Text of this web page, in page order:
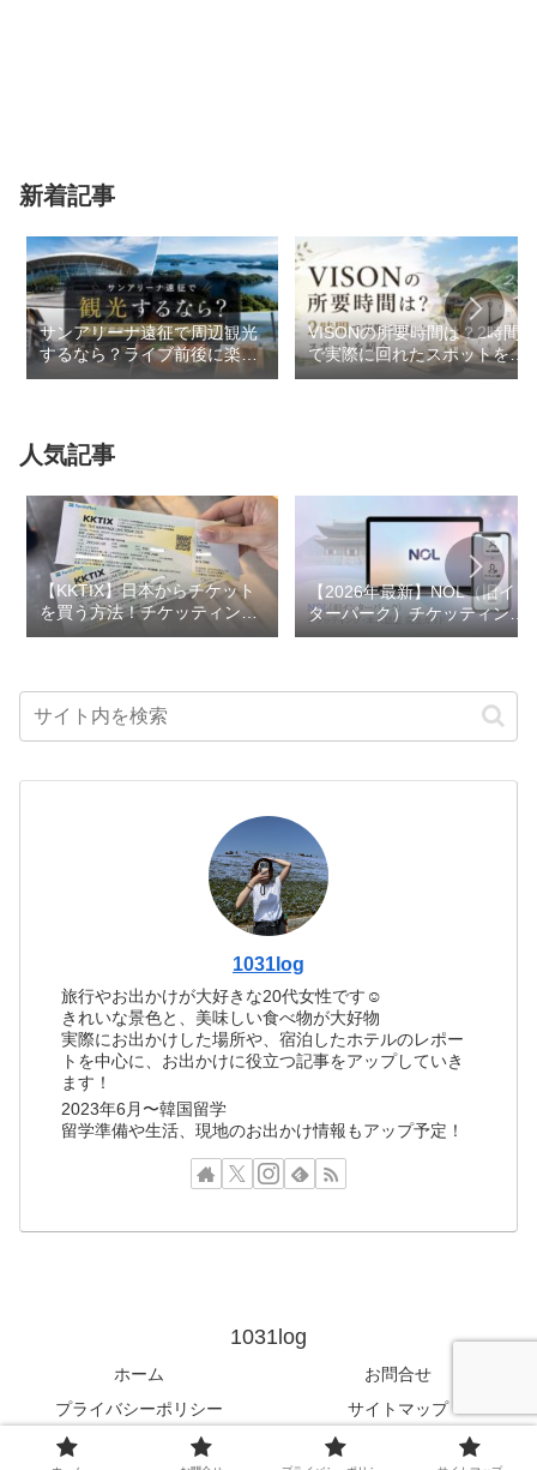
新着記事
サンアリーナ遠征で周辺観光
するなら？ライブ前後に楽し
めるスポットまとめ
VISONの所要時間は？2時間
で実際に回れたスポットを紹
介
人気記事
【KKTIX】日本からチケット
を買う方法！チケッティング
のコツ・事前準備も解説
【2026年最新】NOL（旧イン
ターパーク）チケッティング
方法を徹底解説！本人認証か
1031log
旅行やお出かけが大好きな20代女性です☺︎
きれいな景色と、美味しい食べ物が大好物
実際にお出かけした場所や、宿泊したホテルのレポー
トを中心に、お出かけに役立つ記事をアップしていき
ます！
2023年6月〜韓国留学
留学準備や生活、現地のお出かけ情報もアップ予定！
1031log
ホーム
お問合せ
プライバシーポリシー
サイトマップ
© 2022 1031log.